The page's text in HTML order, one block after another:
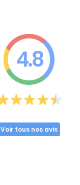
4.8
Voir tous nos avis